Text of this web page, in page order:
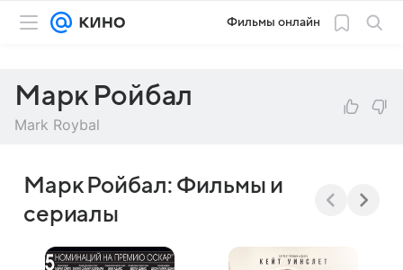
Фильмы онлайн
Марк Ройбал
Mark Roybal
Марк Ройбал: Фильмы и
сериалы